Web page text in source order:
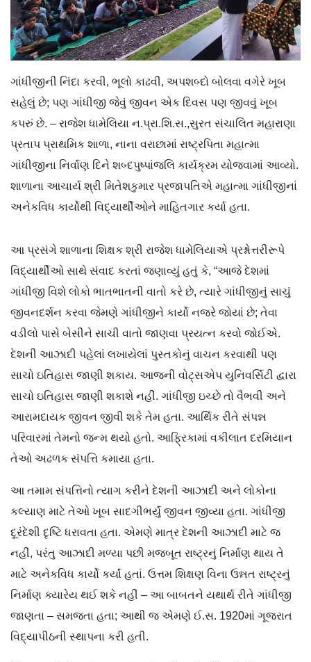
ગાંધીજીની નિંદા કરવી, ભૂલો કાઢવી, અપશબ્દો બોલવા વગેરે ખૂબ
સહેલું છે; પણ ગાંધીજી જેવું જીવન એક દિવસ પણ જીવવું ખૂબ
કપરું છે. – રાજેશ ધામેલિયા ન.પ્રા.શિ.સ.,સુરત સંચાલિત મહારાણા
પ્રતાપ પ્રાથમિક શાળા, નાના વરાછામાં રાષ્ટ્રપિતા મહાત્મા
ગાંધીજીના નિર્વાણ દિને શબ્દપુષ્પાંજલિ કાર્યક્રમ યોજવામાં આવ્યો.
શાળાના આચાર્ય શ્રી મિતેશકુમાર પ્રજાપતિએ મહાત્મા ગાંધીજીનાં
અનેકવિધ કાર્યોથી વિદ્યાર્થીઓને માહિતગાર કર્યા હતા.
આ પ્રસંગે શાળાના શિક્ષક શ્રી રાજેશ ધામેલિયાએ પ્રશ્નોત્તરીરૂપે
વિદ્યાર્થીઓ સાથે સંવાદ કરતાં જણાવ્યું હતું કે, “આજે દેશમાં
ગાંધીજી વિશે લોકો ભાતભાતની વાતો કરે છે, ત્યારે ગાંધીજીનું સાચું
જીવનદર્શન કરવા જેમણે ગાંધીજીને કાર્યો નજરે જોયાં છે; તેવા
વડીલો પાસે બેસીને સાચી વાતો જાણવા પ્રયત્ન કરવો જોઈએ.
દેશની આઝાદી પહેલાં લખાયેલાં પુસ્તકોનું વાચન કરવાથી પણ
સાચો ઇતિહાસ જાણી શકાય. આજની વોટ્સએપ યુનિવર્સિટી દ્વારા
સાચો ઇતિહાસ જાણી શકાશે નહીં. ગાંધીજી ઇચ્છે તો વૈભવી અને
આરામદાયક જીવન જીવી શકે તેમ હતા. આર્થિક રીતે સંપન્ન
પરિવારમાં તેમનો જન્મ થયો હતો. આફ્રિકામાં વકીલાત દરમિયાન
તેઓ અઢળક સંપત્તિ કમાયા હતા.
આ તમામ સંપત્તિનો ત્યાગ કરીને દેશની આઝાદી અને લોકોના
કલ્યાણ માટે તેઓ ખૂબ સાદગીભર્યું જીવન જીવ્યા હતા. ગાંધીજી
દૂરંદેશી દૃષ્ટિ ધરાવતા હતા. એમણે માત્ર દેશની આઝાદી માટે જ
નહીં, પરંતુ આઝાદી મળ્યા પછી મજબૂત રાષ્ટ્રનું નિર્માણ થાય તે
માટે અનેકવિધ કાર્યો કર્યાં હતાં. ઉત્તમ શિક્ષણ વિના ઉન્નત રાષ્ટ્રનું
નિર્માણ ક્યારેય થઈ શકે નહીં – આ બાબતને યથાર્થ રીતે ગાંધીજી
જાણતા – સમજતા હતા; આથી જ એમણે ઈ.સ. 1920માં ગૂજરાત
વિદ્યાપીઠની સ્થાપના કરી હતી.